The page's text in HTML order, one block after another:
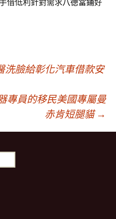
借低利針對需求八德當鋪好
洗臉給彰化汽車借款安
專員的移民美國專屬曼
赤肯短腿貓 →